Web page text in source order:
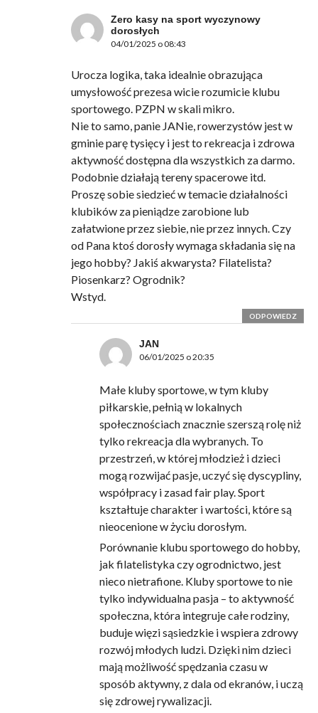
Zero kasy na sport wyczynowy
dorosłych
04/01/2025 o 08:43
Urocza logika, taka idealnie obrazująca
umysłowość prezesa wicie rozumicie klubu
sportowego. PZPN w skali mikro.
Nie to samo, panie JANie, rowerzystów jest w
gminie parę tysięcy i jest to rekreacja i zdrowa
aktywność dostępna dla wszystkich za darmo.
Podobnie działają tereny spacerowe itd.
Proszę sobie siedzieć w temacie działalności
klubików za pieniądze zarobione lub
załatwione przez siebie, nie przez innych. Czy
od Pana ktoś dorosły wymaga składania się na
jego hobby? Jakiś akwarysta? Filatelista?
Piosenkarz? Ogrodnik?
Wstyd.
ODPOWIEDZ
JAN
06/01/2025 o 20:35
Małe kluby sportowe, w tym kluby
piłkarskie, pełnią w lokalnych
społecznościach znacznie szerszą rolę niż
tylko rekreacja dla wybranych. To
przestrzeń, w której młodzież i dzieci
mogą rozwijać pasje, uczyć się dyscypliny,
współpracy i zasad fair play. Sport
kształtuje charakter i wartości, które są
nieocenione w życiu dorosłym.
Porównanie klubu sportowego do hobby,
jak filatelistyka czy ogrodnictwo, jest
nieco nietrafione. Kluby sportowe to nie
tylko indywidualna pasja – to aktywność
społeczna, która integruje całe rodziny,
buduje więzi sąsiedzkie i wspiera zdrowy
rozwój młodych ludzi. Dzięki nim dzieci
mają możliwość spędzania czasu w
sposób aktywny, z dala od ekranów, i uczą
się zdrowej rywalizacji.